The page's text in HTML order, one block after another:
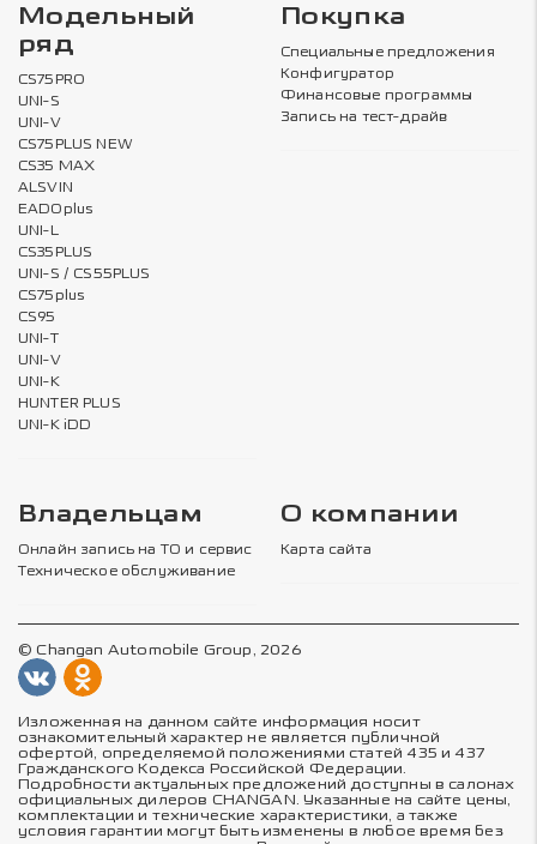
Модельный
ряд
CS75PRO
UNI-S
UNI-V
CS75PLUS NEW
CS35 MAX
ALSVIN
EADOplus
UNI-L
CS35PLUS
UNI-S / CS55PLUS
CS75plus
CS95
UNI-T
UNI-V
UNI-K
HUNTER PLUS
UNI-K iDD
Покупка
Специальные предложения
Конфигуратор
Финансовые программы
Запись на тест-драйв
Владельцам
Онлайн запись на ТО и сервис
Техническое обслуживание
О компании
Карта сайта
© Changan Automobile Group, 2026
Изложенная на данном сайте информация носит
ознакомительный характер не является публичной
офертой, определяемой положениями статей 435 и 437
Гражданского Кодекса Российской Федерации.
Подробности актуальных предложений доступны в салонах
официальных дилеров CHANGAN. Указанные на сайте цены,
комплектации и технические характеристики, а также
условия гарантии могут быть изменены в любое время без